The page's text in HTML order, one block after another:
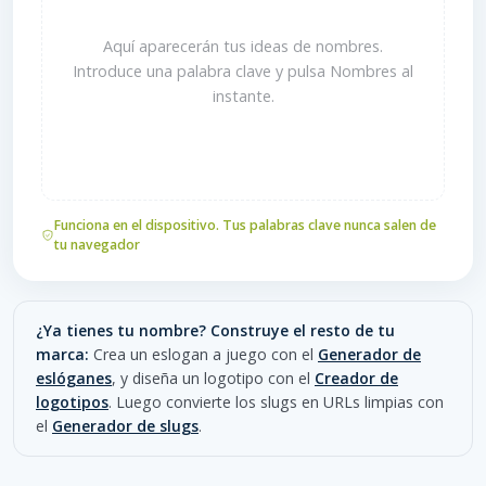
Aquí aparecerán tus ideas de nombres.
Introduce una palabra clave y pulsa Nombres al
instante.
Funciona en el dispositivo. Tus palabras clave nunca salen de
tu navegador
¿Ya tienes tu nombre? Construye el resto de tu
marca: Crea un eslogan a juego con el Generador de
eslóganes, y diseña un logotipo con el Creador de
logotipos. Luego convierte los slugs en URLs limpias con
el Generador de slugs.